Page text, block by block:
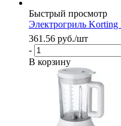
Быстрый просмотр
Электрогриль Korting
361.56 руб./шт
-
В корзину